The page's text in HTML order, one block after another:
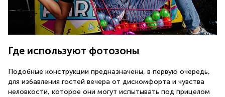
Где используют фотозоны
Подобные конструкции предназначены, в первую очередь,
для избавления гостей вечера от дискомфорта и чувства
неловкости, которое они могут испытывать под прицелом